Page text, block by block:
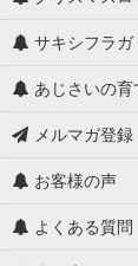
サキシフラ
あじさいの
メルマガ登録
お客様の声
よくある質問